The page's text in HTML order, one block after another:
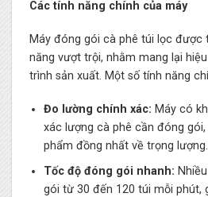
Các tính năng chính của máy
Máy đóng gói cà phê túi lọc được
năng vượt trội, nhằm mang lại
trình sản xuất. Một số tính năng
Đo lường chính xác: Máy có
xác lượng cà phê cần đóng
phẩm đồng nhất về trọng lượng.
Tốc độ đóng gói nhanh:
gói từ 30 đến 120 túi mỗi phút,